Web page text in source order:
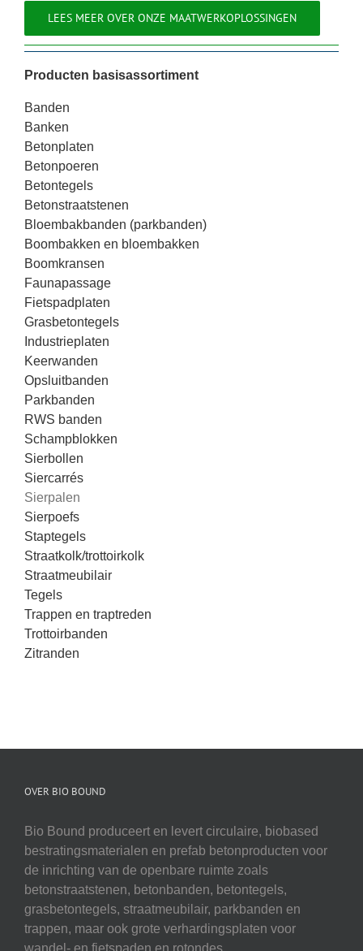
LEES MEER OVER ONZE MAATWERKOPLOSSINGEN
Producten basisassortiment
Banden
Banken
Betonplaten
Betonpoeren
Betontegels
Betonstraatstenen
Bloembakbanden (parkbanden)
Boombakken en bloembakken
Boomkransen
Faunapassage
Fietspadplaten
Grasbetontegels
Industrieplaten
Keerwanden
Opsluitbanden
Parkbanden
RWS banden
Schampblokken
Sierbollen
Siercarrés
Sierpalen
Sierpoefs
Staptegels
Straatkolk/trottoirkolk
Straatmeubilair
Tegels
Trappen en traptreden
Trottoirbanden
Zitranden
OVER BIO BOUND
Bio Bound produceert en levert circulaire, biobased
bestratingsmaterialen en prefab betonproducten voor
de inrichting van de openbare ruimte zoals
betonstraatstenen, betonbanden, betontegels,
grasbetontegels, straatmeubilair, parkbanden en
trappen, maar ook grote verhardingsplaten voor